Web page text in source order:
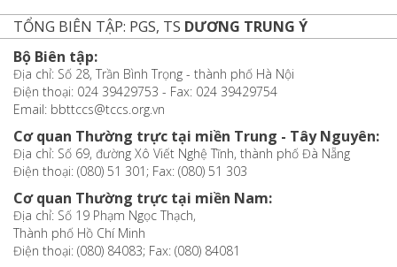
TỔNG BIÊN TẬP: PGS, TS DƯƠNG TRUNG Ý
Bộ Biên tập:
Địa chỉ: Số 28, Trần Bình Trọng - thành phố Hà Nội
Điện thoại: 024 39429753 - Fax: 024 39429754
Email: bbttccs@tccs.org.vn
Cơ quan Thường trực tại miền Trung - Tây Nguyên:
Địa chỉ: Số 69, đường Xô Viết Nghệ Tĩnh, thành phố Đà Nẵng
Điện thoại: (080) 51 301; Fax: (080) 51 303
Cơ quan Thường trực tại miền Nam:
Địa chỉ: Số 19 Phạm Ngọc Thạch,
Thành phố Hồ Chí Minh
Điện thoại: (080) 84083; Fax: (080) 84081